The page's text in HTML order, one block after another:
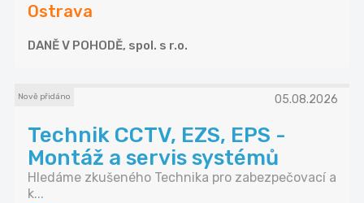
Ostrava
DANĚ V POHODĚ, spol. s r.o.
Nově přidáno 05.08.2026
Technik CCTV, EZS, EPS -
Montáž a servis systémů
Hledáme zkušeného Technika pro zabezpečovací a
k...